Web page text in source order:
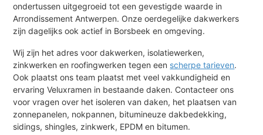
ondertussen uitgegroeid tot een gevestigde waarde in
Arrondissement Antwerpen. Onze oerdegelijke dakwerkers
zijn dagelijks ook actief in Borsbeek en omgeving.
Wij zijn het adres voor dakwerken, isolatiewerken,
zinkwerken en roofingwerken tegen een scherpe tarieven.
Ook plaatst ons team plaatst met veel vakkundigheid en
ervaring Veluxramen in bestaande daken. Contacteer ons
voor vragen over het isoleren van daken, het plaatsen van
zonnepanelen, nokpannen, bitumineuze dakbedekking,
sidings, shingles, zinkwerk, EPDM en bitumen.